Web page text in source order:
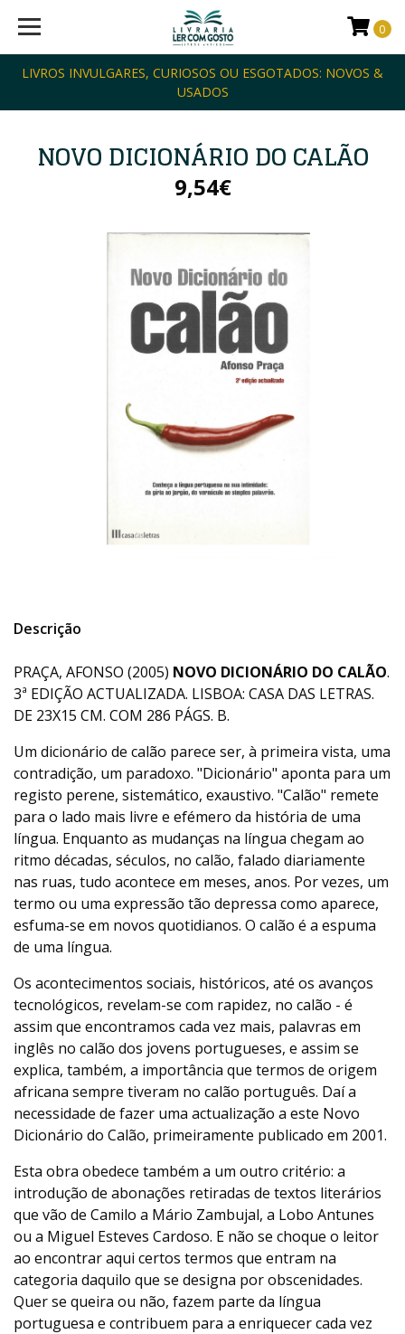
LIVROS INVULGARES, CURIOSOS OU ESGOTADOS: NOVOS &
USADOS
0
NOVO DICIONÁRIO DO CALÃO
9,54€
Descrição
PRAÇA, AFONSO (2005) NOVO DICIONÁRIO DO CALÃO.
3ª EDIÇÃO ACTUALIZADA. LISBOA: CASA DAS LETRAS.
DE 23X15 CM. COM 286 PÁGS. B.
Um dicionário de calão parece ser, à primeira vista, uma
contradição, um paradoxo. "Dicionário" aponta para um
registo perene, sistemático, exaustivo. "Calão" remete
para o lado mais livre e efémero da história de uma
língua. Enquanto as mudanças na língua chegam ao
ritmo décadas, séculos, no calão, falado diariamente
nas ruas, tudo acontece em meses, anos. Por vezes, um
termo ou uma expressão tão depressa como aparece,
esfuma-se em novos quotidianos. O calão é a espuma
de uma língua.
Os acontecimentos sociais, históricos, até os avanços
tecnológicos, revelam-se com rapidez, no calão - é
assim que encontramos cada vez mais, palavras em
inglês no calão dos jovens portugueses, e assim se
explica, também, a importância que termos de origem
africana sempre tiveram no calão português. Daí a
necessidade de fazer uma actualização a este Novo
Dicionário do Calão, primeiramente publicado em 2001.
Esta obra obedece também a um outro critério: a
introdução de abonações retiradas de textos literários
que vão de Camilo a Mário Zambujal, a Lobo Antunes
ou a Miguel Esteves Cardoso. E não se choque o leitor
ao encontrar aqui certos termos que entram na
categoria daquilo que se designa por obscenidades.
Quer se queira ou não, fazem parte da língua
portuguesa e contribuem para a enriquecer cada vez